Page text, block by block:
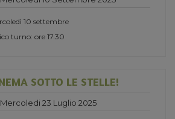
10 settembre
turno: ore 17.30
SOTTO LE STELLE!
Mercoledi 23 Luglio 2025